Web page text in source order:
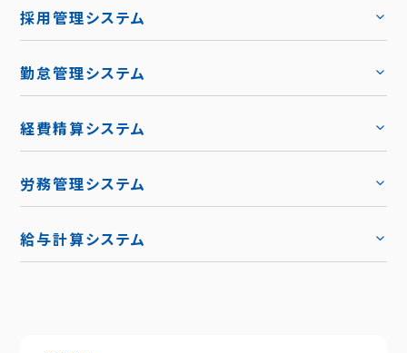
採用管理システム
料金
キャリア採用
導入事例
お役立ち資料
勤怠管理システム
経費精算システム
労務管理システム
給与計算システム